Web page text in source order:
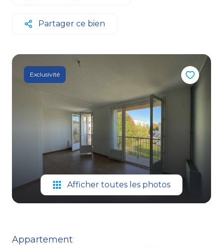
GESTION
CONTACT
Partager ce bien
Exclusivité
Afficher toutes les photos
Appartement